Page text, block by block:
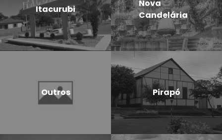
Itacurubi
Nova
Candelária
Outros Pirapó